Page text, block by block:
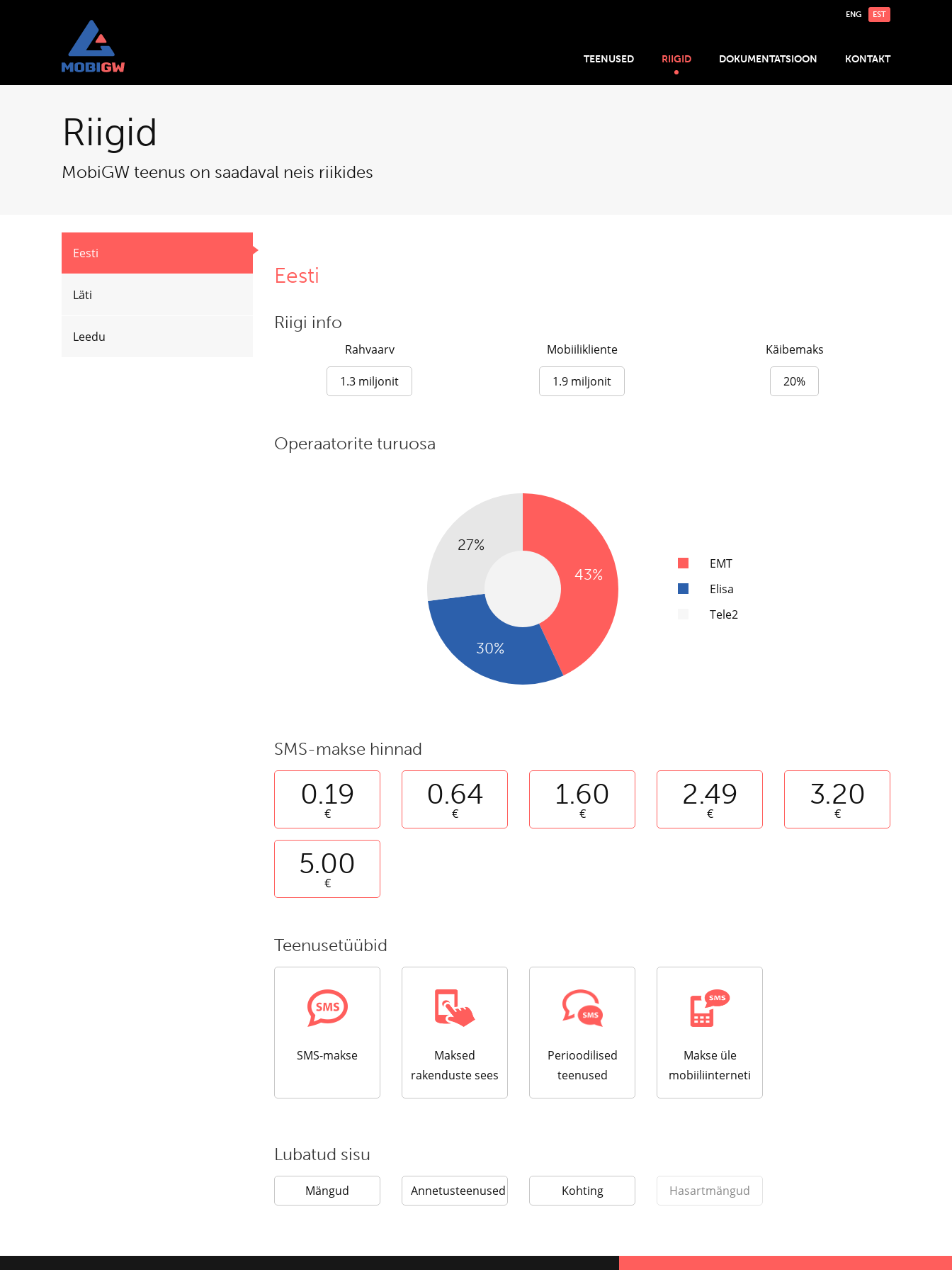
ENG EST
TEENUSED RIIGID DOKUMENTATSIOON KONTAKT
Riigid
MobiGW teenus on saadaval neis riikides
Eesti
Läti
Leedu
Eesti
Riigi info
Rahvaarv
1.3 miljonit
Mobiilikliente
1.9 miljonit
Käibemaks
20%
Operaatorite turuosa
EMT
Elisa
Tele2
SMS-makse hinnad
0.19
€
0.64
€
1.60
€
2.49
€
3.20
€
5.00
€
Teenusetüübid
SMS-makse
Maksed
rakenduste sees
Perioodilised
teenused
Makse üle
mobiiliinterneti
Lubatud sisu
Mängud Annetusteenused Kohting Hasartmängud